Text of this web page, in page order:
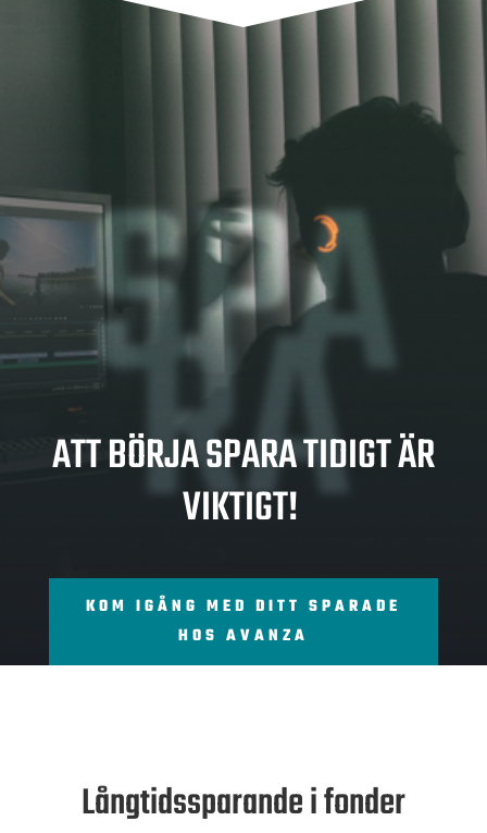
SPA
RA
ATT BÖRJA SPARA TIDIGT ÄR
VIKTIGT!
KOM IGÅNG MED DITT SPARADE
HOS AVANZA
Långtidssparande i fonder